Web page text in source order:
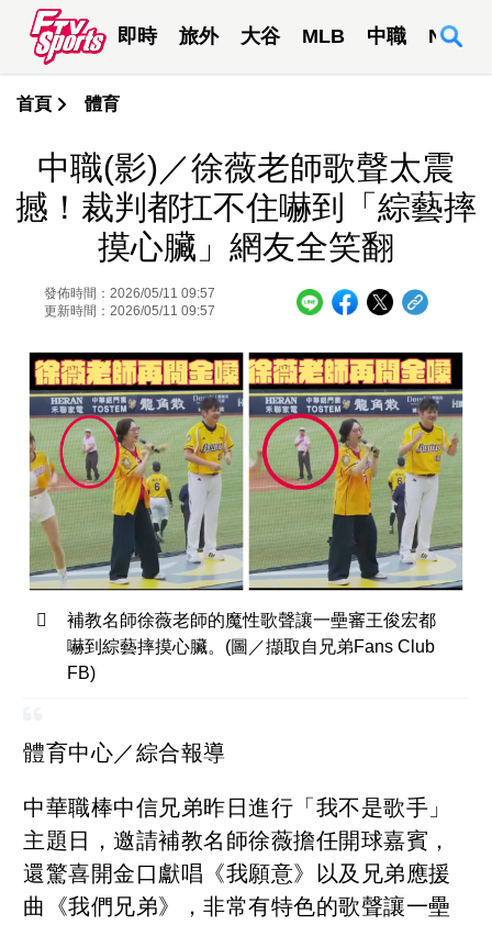
即時 旅外 大谷 MLB 中職 NBA
首頁 體育
中職(影)／徐薇老師歌聲太震
撼！裁判都扛不住嚇到「綜藝摔
摸心臟」網友全笑翻
發佈時間：2026/05/11 09:57
更新時間：2026/05/11 09:57
補教名師徐薇老師的魔性歌聲讓一壘審王俊宏都
嚇到綜藝摔摸心臟。(圖／擷取自兄弟Fans Club
FB)
體育中心／綜合報導
中華職棒中信兄弟昨日進行「我不是歌手」
主題日，邀請補教名師徐薇擔任開球嘉賓，
還驚喜開金口獻唱《我願意》以及兄弟應援
曲《我們兄弟》，非常有特色的歌聲讓一壘